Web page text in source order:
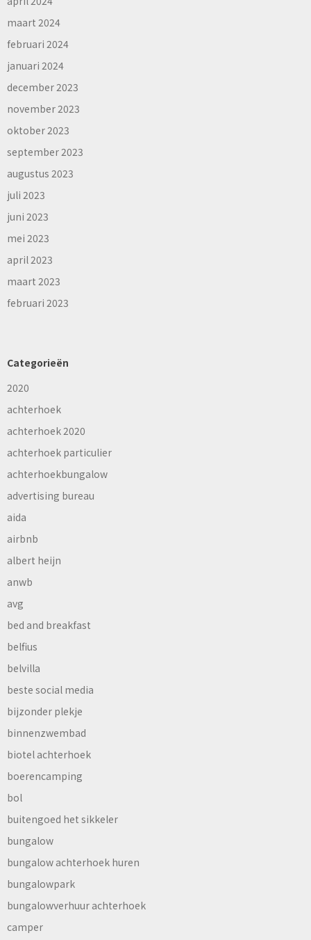
maart 2024
februari 2024
januari 2024
december 2023
november 2023
oktober 2023
september 2023
augustus 2023
juli 2023
juni 2023
mei 2023
april 2023
maart 2023
februari 2023
Categorieën
2020
achterhoek
achterhoek 2020
achterhoek particulier
achterhoekbungalow
advertising bureau
aida
airbnb
albert heijn
anwb
avg
bed and breakfast
belfius
belvilla
beste social media
bijzonder plekje
binnenzwembad
biotel achterhoek
boerencamping
bol
buitengoed het sikkeler
bungalow
bungalow achterhoek huren
bungalowpark
bungalowverhuur achterhoek
camper